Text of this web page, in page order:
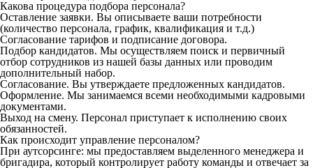
Какова процедура подбора персонала?
Оставление заявки. Вы описываете ваши потребности
(количество персонала, график, квалификация и т.д.)
Согласование тарифов и подписание договора.
Подбор кандидатов. Мы осуществляем поиск и первичный
отбор сотрудников из нашей базы данных или проводим
дополнительный набор.
Согласование. Вы утверждаете предложенных кандидатов.
Оформление. Мы занимаемся всеми необходимыми кадровыми
документами.
Выход на смену. Персонал приступает к исполнению своих
обязанностей.
Как происходит управление персоналом?
При аутсорсинге: мы предоставляем выделенного менеджера и
бригадира, который контролирует работу команды и отвечает за